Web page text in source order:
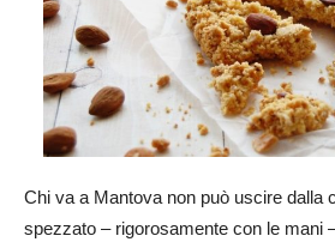
Chi va a Mantova non può uscire dalla
spezzato – rigorosamente con le mani